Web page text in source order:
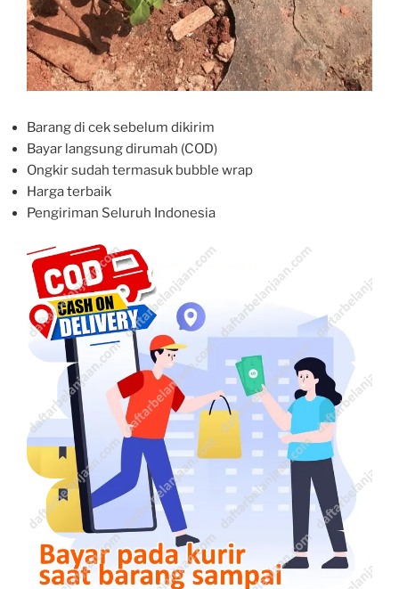
Barang di cek sebelum dikirim
Bayar langsung dirumah (COD)
Ongkir sudah termasuk bubble wrap
Harga terbaik
Pengiriman Seluruh Indonesia